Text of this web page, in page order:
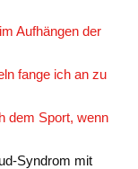
Aufhängen der
fange ich an zu
dem Sport, wenn
Syndrom mit